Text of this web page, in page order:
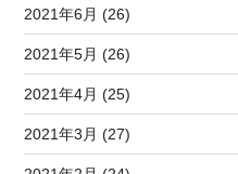
2021年6月 (26)
2021年5月 (26)
2021年4月 (25)
2021年3月 (27)